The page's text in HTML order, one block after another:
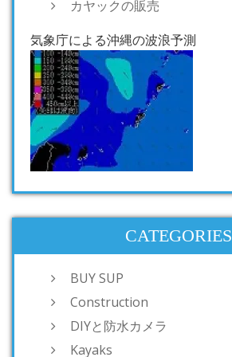
カヤックの販売
気象庁による沖縄の波浪予測
CATEGORIES
BUY SUP
Construction
DIYと防水カメラ
Kayaks